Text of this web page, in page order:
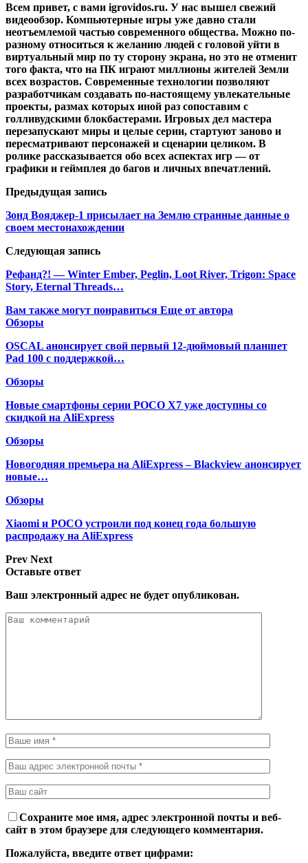
Всем привет, с вами igrovidos.ru. У нас вышел свежий
видеообзор. Компьютерные игры уже давно стали
неотъемлемой частью современного общества. Можно по-
разному относиться к желанию людей с головой уйти в
виртуальный мир по ту сторону экрана, но это не отменит
того факта, что на ПК играют миллионы жителей Земли
всех возрастов. Современные технологии позволяют
разработчикам создавать по-настоящему увлекательные
проекты, размах которых иной раз сопоставим с
голливудскими блокбастерами. Игровых дел мастера
перезапускают миры и целые серии, стартуют заново и
пересматривают персонажей и сценарии целиком. В
ролике рассказывается обо всех аспектах игр — от
графики и геймплея до багов и личных впечатлений.
Предыдущая запись
Зонд Вояджер-1 присылает на Землю странные данные о
своем местонахождении
Следующая запись
Рефанд?! — Winter Ember, Peglin, Loot River, Trigon: Space
Story, Eternal Threads…
Вам также могут понравиться Еще от автора
Обзоры
OSCAL анонсирует свой первый 12-дюймовый планшет
Pad 100 с поддержкой…
Обзоры
Новые смартфоны серии POCO X7 уже доступны со
скидкой на AliExpress
Обзоры
Новогодняя премьера на AliExpress – Blackview анонсирует
новые…
Обзоры
Xiaomi и POCO устроили под конец года большую
распродажу на AliExpress
Prev Next
Оставьте ответ
Ваш электронный адрес не будет опубликован.
Сохраните мое имя, адрес электронной почты и веб-
сайт в этом браузере для следующего комментария.
Пожалуйста, введите ответ цифрами: